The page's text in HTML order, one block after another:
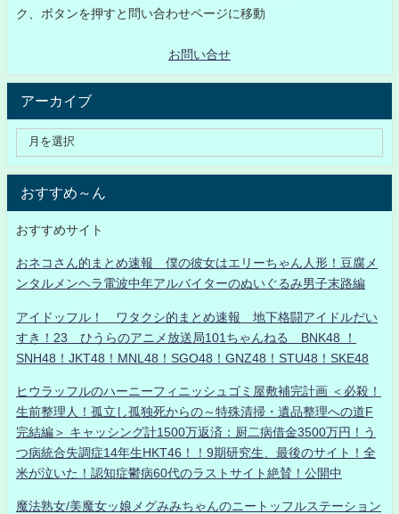
ク、ボタンを押すと問い合わせページに移動
お問い合せ
アーカイブ
おすすめ～ん
おすすめサイト
おネコさん的まとめ速報 僕の彼女はエリーちゃん人形！豆腐メ
ンタルメンヘラ電波中年アルバイターのぬいぐるみ男子末路編
アイドッフル！ ワタクシ的まとめ速報 地下格闘アイドルだい
すき！23 ひうらのアニメ放送局101ちゃんねる BNK48 ！
SNH48！JKT48！MNL48！SGO48！GNZ48！STU48！SKE48
ヒウラッフルのハーニーフィニッシュゴミ屋敷補完計画 ＜必殺！
生前整理人！孤立し孤独死からの～特殊清掃・遺品整理への道F
完結編＞ キャッシング計1500万返済：厨二病借金3500万円！う
つ病統合失調症14年生HKT46！！9期研究生、最後のサイト！全
米が泣いた！認知症鬱病60代のラストサイト絶賛！公開中
魔法熟女/美魔女ッ娘メグみみちゃんのニートッフルステーション